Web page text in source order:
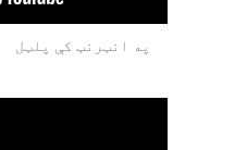
په انټرنټ کې پلټل